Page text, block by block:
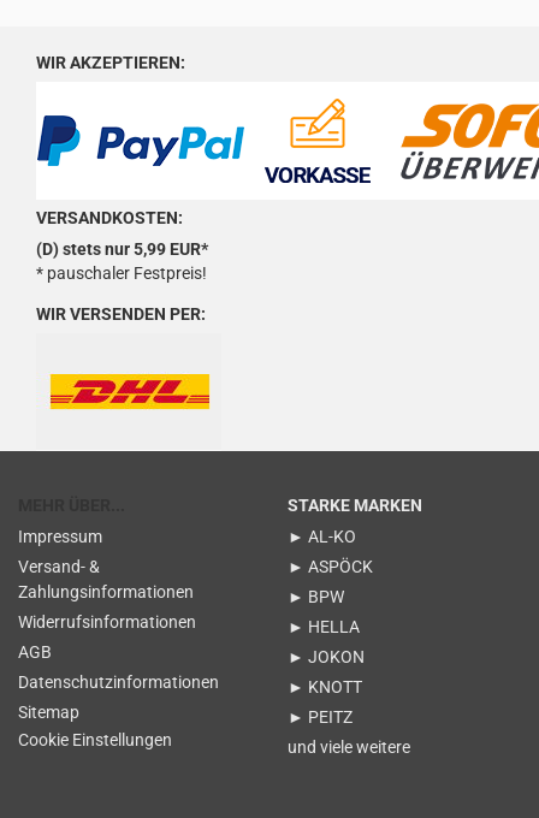
WIR AKZEPTIEREN:
VERSANDKOSTEN:
(D) stets nur 5,99 EUR*
* pauschaler Festpreis!
WIR VERSENDEN PER:
Impressum
Versand- &
Zahlungsinformationen
Widerrufsinformationen
AGB
Datenschutzinformationen
Sitemap
Cookie Einstellungen
STARKE MARKEN
► AL-KO
► ASPÖCK
► BPW
► HELLA
► JOKON
► KNOTT
► PEITZ
und viele weitere